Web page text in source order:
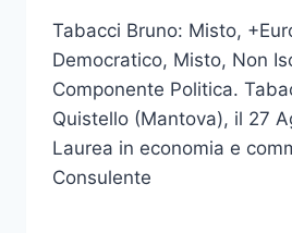
Tabacci Bruno: Misto,
Democratico, Misto, Non
Componente Politica.
Quistello (Mantova), il 27
Laurea in economia e
Consulente